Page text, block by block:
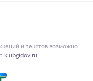
и текстов возможно
klubgidov.ru